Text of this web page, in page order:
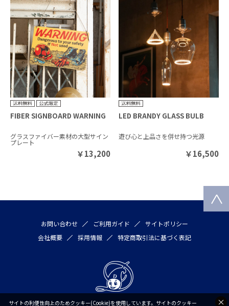
FIBER SIGNBOARD WARNING
グラスファイバー素材の大型サイン
プレート
￥13,200
LED BRANDY GLASS BULB
遊び心と上品さを併せ持つ光源
￥16,500
お問い合わせ ご利用ガイド
サイトポリシー
会社概要
採用情報 特定商取引法に基づく表記
サイトの利便性向上のためクッキー(Cookie)を使用しています。サイトのクッキー